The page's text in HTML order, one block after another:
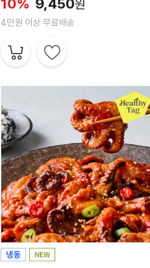
10% 9,450원
4만원 이상 무료배송